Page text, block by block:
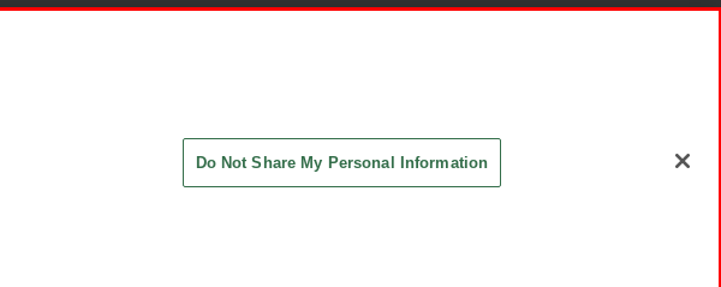
Do Not Share My Personal Information